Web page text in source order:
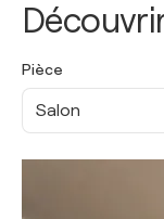
Pièce
Salon